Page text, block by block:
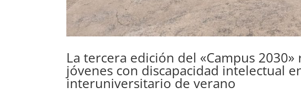
La tercera edición del «Campus
jóvenes con discapacidad intelectual
interuniversitario de verano